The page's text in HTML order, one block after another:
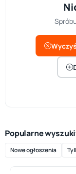
Popularne
Nowe ogłoszenia